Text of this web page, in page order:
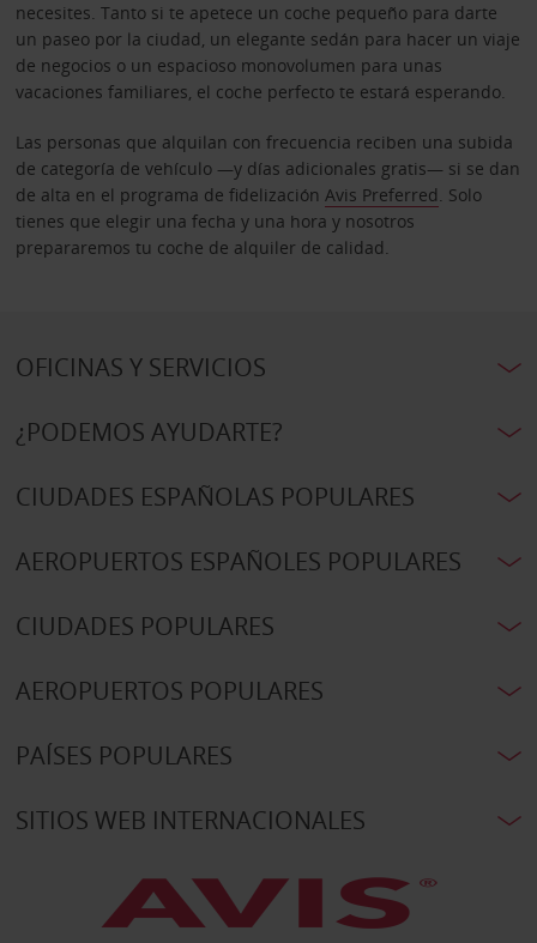
necesites. Tanto si te apetece un coche pequeño para darte
un paseo por la ciudad, un elegante sedán para hacer un viaje
de negocios o un espacioso monovolumen para unas
vacaciones familiares, el coche perfecto te estará esperando.
Las personas que alquilan con frecuencia reciben una subida
de categoría de vehículo —y días adicionales gratis— si se dan
de alta en el programa de fidelización Avis Preferred. Solo
tienes que elegir una fecha y una hora y nosotros
prepararemos tu coche de alquiler de calidad.
OFICINAS Y SERVICIOS
¿PODEMOS AYUDARTE?
CIUDADES ESPAÑOLAS POPULARES
AEROPUERTOS ESPAÑOLES POPULARES
CIUDADES POPULARES
AEROPUERTOS POPULARES
PAÍSES POPULARES
SITIOS WEB INTERNACIONALES